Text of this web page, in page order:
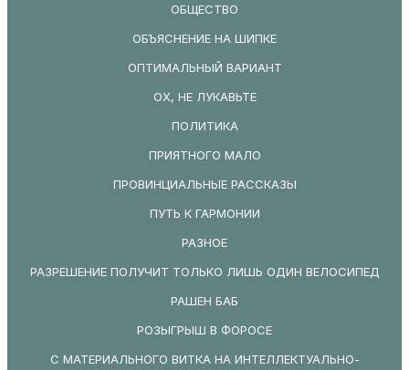
ОБЩЕСТВО
ОБЪЯСНЕНИЕ НА ШИПКЕ
ОПТИМАЛЬНЫЙ ВАРИАНТ
ОХ, НЕ ЛУКАВЬТЕ
ПОЛИТИКА
ПРИЯТНОГО МАЛО
ПРОВИНЦИАЛЬНЫЕ РАССКАЗЫ
ПУТЬ К ГАРМОНИИ
РАЗНОЕ
РАЗРЕШЕНИЕ ПОЛУЧИТ ТОЛЬКО ЛИШЬ ОДИН ВЕЛОСИПЕД
РАШЕН БАБ
РОЗЫГРЫШ В ФОРОСЕ
С МАТЕРИАЛЬНОГО ВИТКА НА ИНТЕЛЛЕКТУАЛЬНО-